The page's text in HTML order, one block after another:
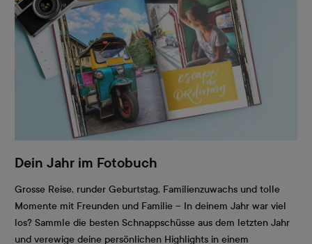
Dein Jahr im Fotobuch
Grosse Reise, runder Geburtstag, Familienzuwachs und tolle
Momente mit Freunden und Familie – In deinem Jahr war viel
los? Sammle die besten Schnappschüsse aus dem letzten Jahr
und verewige deine persönlichen Highlights in einem